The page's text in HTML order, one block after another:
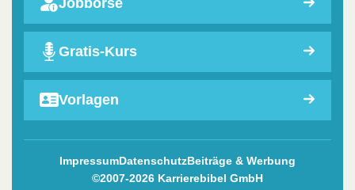
Gratis-Kurs
Vorlagen
©2007-2026 Karrierebibel GmbH
ImpressumDatenschutzBeiträge & Werbung